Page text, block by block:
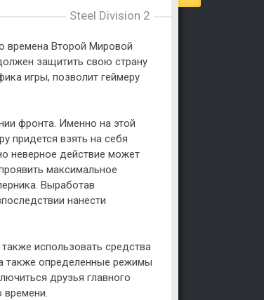
Steel Division 2
времена Второй Мировой
защитить свою страну
игры, позволит геймеру
фронта. Именно на этой
придется взять на себя
неверное действие может
максимальное
Выработав
нанести
использовать средства
также определенные режимы
друзья главного
времени.